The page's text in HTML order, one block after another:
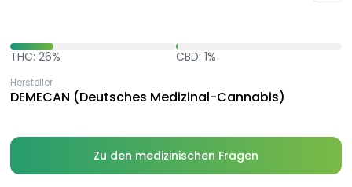
THC: 26% CBD: 1%
Hersteller
DEMECAN (Deutsches Medizinal-Cannabis)
Zu den medizinischen Fragen